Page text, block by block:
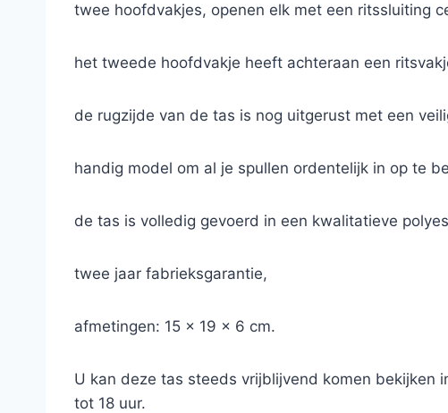
twee hoofdvakjes, openen elk met een ritssluiting
het tweede hoofdvakje heeft achteraan een
de rugzijde van de tas is nog uitgerust met een
handig model om al je spullen ordentelijk in op te
de tas is volledig gevoerd in een kwalitatieve
twee jaar fabrieksgarantie,
afmetingen: 15 x 19 x 6 cm.
U kan deze tas steeds vrijblijvend komen bekijken
tot 18 uur.